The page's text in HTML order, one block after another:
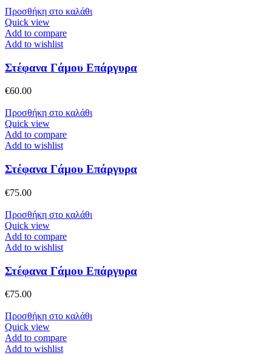
Προσθήκη στο καλάθι
Quick view
Add to compare
Add to wishlist
Στέφανα Γάμου Επάργυρα
€60.00
Προσθήκη στο καλάθι
Quick view
Add to compare
Add to wishlist
Στέφανα Γάμου Επάργυρα
€75.00
Προσθήκη στο καλάθι
Quick view
Add to compare
Add to wishlist
Στέφανα Γάμου Επάργυρα
€75.00
Προσθήκη στο καλάθι
Quick view
Add to compare
Add to wishlist